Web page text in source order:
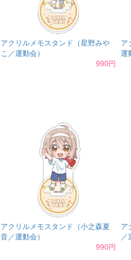
アクリルメモスタンド（星野みや
こ／運動会）
990円
ア
運
アクリルメモスタンド（小之森夏
音／運動会）
990円
ア
／